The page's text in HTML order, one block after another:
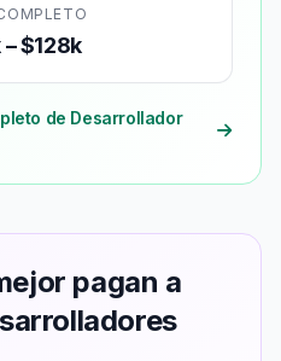
$128k
de Desarrollador
pagan a